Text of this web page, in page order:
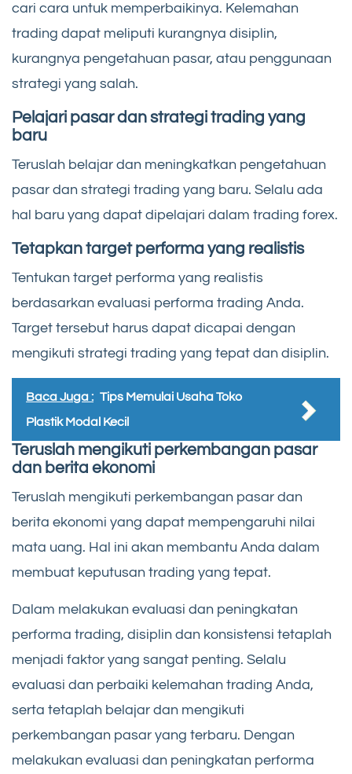
cari cara untuk memperbaikinya. Kelemahan
trading dapat meliputi kurangnya disiplin,
kurangnya pengetahuan pasar, atau penggunaan
strategi yang salah.
Pelajari pasar dan strategi trading yang
baru
Teruslah belajar dan meningkatkan pengetahuan
pasar dan strategi trading yang baru. Selalu ada
hal baru yang dapat dipelajari dalam trading forex.
Tetapkan target performa yang realistis
Tentukan target performa yang realistis
berdasarkan evaluasi performa trading Anda.
Target tersebut harus dapat dicapai dengan
mengikuti strategi trading yang tepat dan disiplin.
Baca Juga : Tips Memulai Usaha Toko
Plastik Modal Kecil
Teruslah mengikuti perkembangan pasar
dan berita ekonomi
Teruslah mengikuti perkembangan pasar dan
berita ekonomi yang dapat mempengaruhi nilai
mata uang. Hal ini akan membantu Anda dalam
membuat keputusan trading yang tepat.
Dalam melakukan evaluasi dan peningkatan
performa trading, disiplin dan konsistensi tetaplah
menjadi faktor yang sangat penting. Selalu
evaluasi dan perbaiki kelemahan trading Anda,
serta tetaplah belajar dan mengikuti
perkembangan pasar yang terbaru. Dengan
melakukan evaluasi dan peningkatan performa